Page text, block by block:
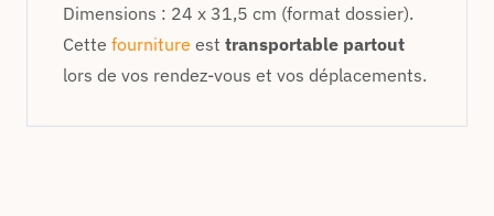
Dimensions : 24 x 31,5 cm (format dossier).
Cette fourniture est transportable partout
lors de vos rendez-vous et vos déplacements.